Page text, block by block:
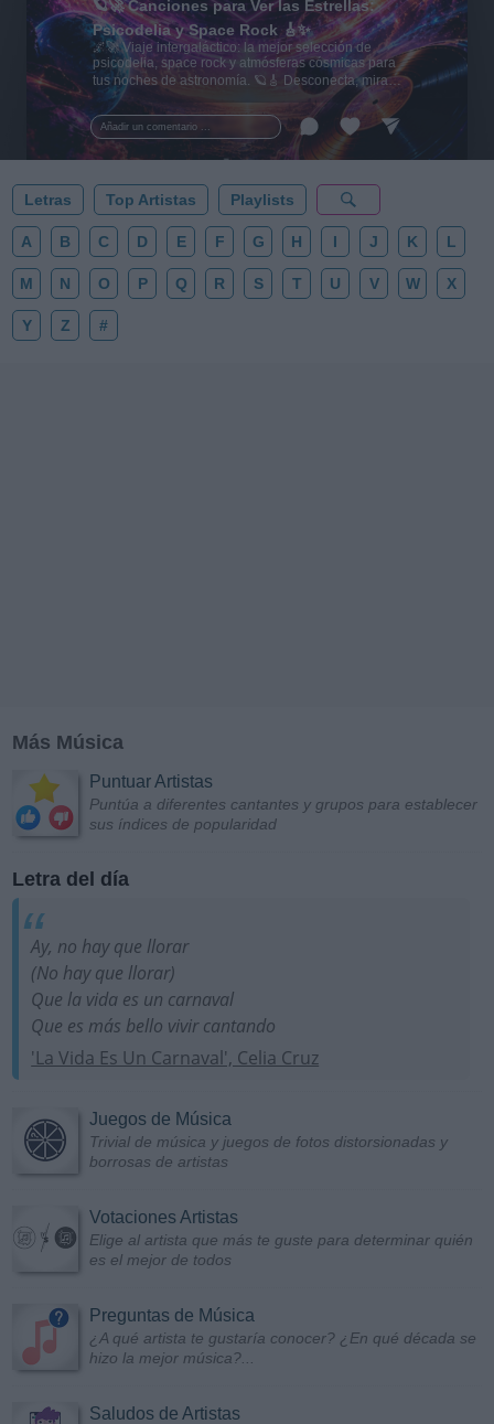
Añadir un comentario ...
🪐🚀 Canciones para Ver las Estrellas:
Psicodelia y Space Rock 🎸✨
🌌🚀 Viaje intergaláctico: la mejor selección de
psicodelia, space rock y atmósferas cósmicas para
tus noches de astronomía. 🪐🎸 Desconecta, mira
al firmamento y siente la gravedad cero. 💾 ¡Guarda
esta colección para tu próxima noche estrellada!
✨⭐
Letras Top Artistas Playlists
A B C D E F G H I J K L
M N O P Q R S T U V W X
Y Z #
Más Música
Puntuar Artistas
Puntúa a diferentes cantantes y grupos para establecer
sus índices de popularidad
Letra del día
Ay, no hay que llorar
(No hay que llorar)
Que la vida es un carnaval
Que es más bello vivir cantando
'La Vida Es Un Carnaval', Celia Cruz
Juegos de Música
Trivial de música y juegos de fotos distorsionadas y
borrosas de artistas
Votaciones Artistas
Elige al artista que más te guste para determinar quién
es el mejor de todos
Preguntas de Música
¿A qué artista te gustaría conocer? ¿En qué década se
hizo la mejor música?...
Saludos de Artistas